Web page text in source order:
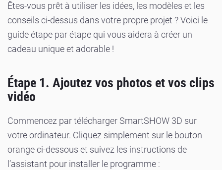
Êtes-vous prêt à utiliser les idées, les modèles et les
conseils ci-dessus dans votre propre projet ? Voici le
guide étape par étape qui vous aidera à créer un
cadeau unique et adorable !
Étape 1. Ajoutez vos photos et vos clips
vidéo
Commencez par télécharger SmartSHOW 3D sur
votre ordinateur. Cliquez simplement sur le bouton
orange ci-dessous et suivez les instructions de
l’assistant pour installer le programme :